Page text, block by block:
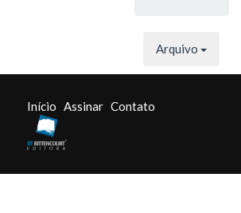
Arquivo
Início Assinar Contato